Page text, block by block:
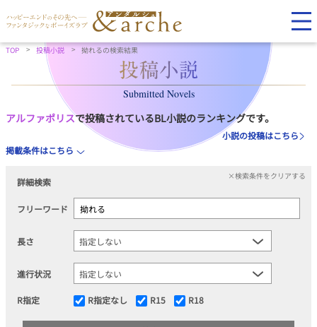
TOP 投稿小説 拗れるの検索結果
Submitted Novels
アルファポリスで投稿されているBL小説のランキングです。
小説の投稿はこちら
掲載条件はこちら
詳細検索
×検索条件をクリアする
フリーワード
長さ
進行状況
R指定 R指定なし R15 R18